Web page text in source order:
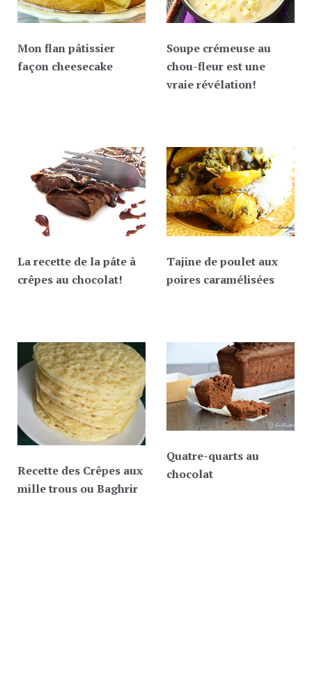
Mon flan pâtissier
façon cheesecake
Soupe crémeuse au
chou-fleur est une
vraie révélation!
La recette de la pâte à
crêpes au chocolat!
Tajine de poulet aux
poires caramélisées
Recette des Crêpes aux
mille trous ou Baghrir
Quatre-quarts au
chocolat